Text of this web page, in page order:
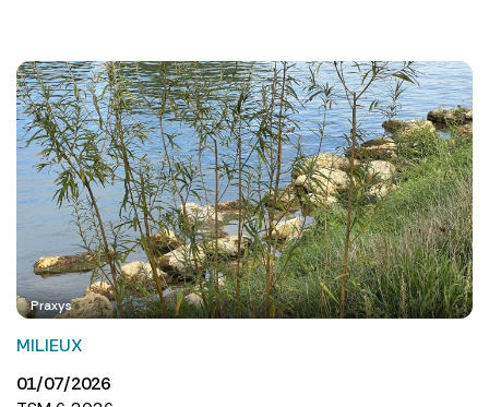
Praxys
MILIEUX
01/07/2026